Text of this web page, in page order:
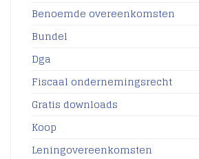
Benoemde overeenkomsten
Bundel
Dga
Fiscaal ondernemingsrecht
Gratis downloads
Koop
Leningovereenkomsten